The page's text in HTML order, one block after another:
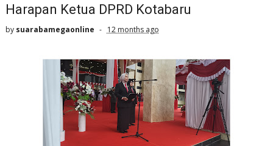
Harapan Ketua DPRD Kotabaru
by suarabamegaonline 12 months ago